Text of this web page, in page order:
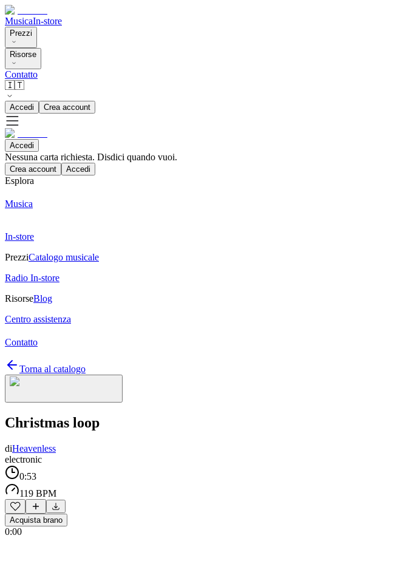
MusicaIn-store
Prezzi
Risorse
Contatto
🇮🇹
Accedi Crea account
Accedi
Nessuna carta richiesta. Disdici quando vuoi.
Crea account Accedi
Esplora
Musica
In-store
PrezziCatalogo musicale
Radio In-store
RisorseBlog
Centro assistenza
Contatto
Torna al catalogo
Christmas loop
diHeavenless
electronic
0:53
119 BPM
Acquista brano
0:00